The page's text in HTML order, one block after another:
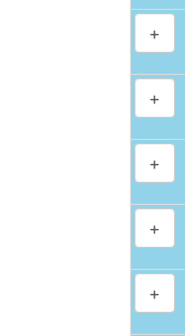
+
+
+
+
+